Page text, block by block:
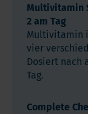
Multivitamin
2 am Tag
Multivitamin
vier
Dosiert nach
Tag.
Complete